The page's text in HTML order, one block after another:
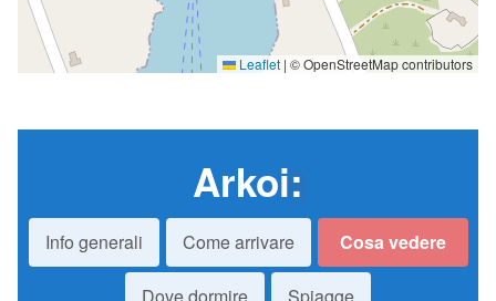
Leaflet | © OpenStreetMap contributors
Arkoi:
Info generali Come arrivare Cosa vedere